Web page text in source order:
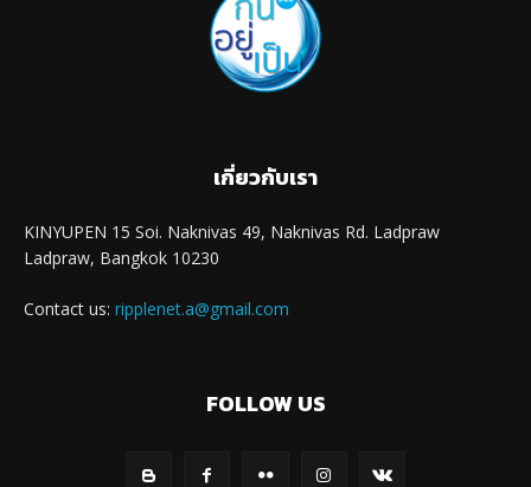
เกี่ยวกับเรา
KINYUPEN 15 Soi. Naknivas 49, Naknivas Rd. Ladpraw
Ladpraw, Bangkok 10230
Contact us: ripplenet.a@gmail.com
FOLLOW US